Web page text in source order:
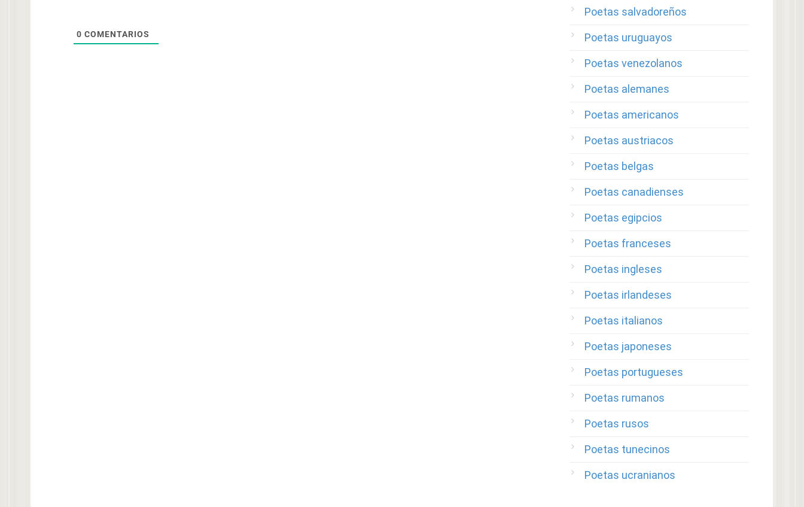
0 COMENTARIOS
Poetas salvadoreños
Poetas uruguayos
Poetas venezolanos
Poetas alemanes
Poetas americanos
Poetas austriacos
Poetas belgas
Poetas canadienses
Poetas egipcios
Poetas franceses
Poetas ingleses
Poetas irlandeses
Poetas italianos
Poetas japoneses
Poetas portugueses
Poetas rumanos
Poetas rusos
Poetas tunecinos
Poetas ucranianos